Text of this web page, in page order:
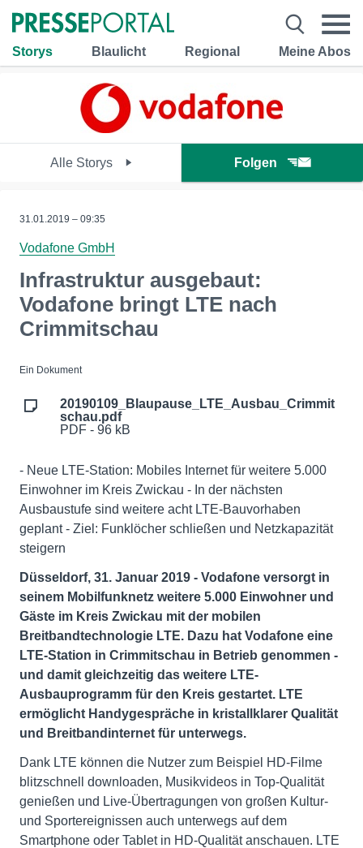
Storys Blaulicht Regional Meine Abos
Alle Storys Folgen
31.01.2019 – 09:35
Vodafone GmbH
Infrastruktur ausgebaut:
Vodafone bringt LTE nach
Crimmitschau
Ein Dokument
20190109_Blaupause_LTE_Ausbau_Crimmit
schau.pdf
PDF - 96 kB
- Neue LTE-Station: Mobiles Internet für weitere 5.000
Einwohner im Kreis Zwickau - In der nächsten
Ausbaustufe sind weitere acht LTE-Bauvorhaben
geplant - Ziel: Funklöcher schließen und Netzkapazität
steigern
Düsseldorf, 31. Januar 2019 - Vodafone versorgt in
seinem Mobilfunknetz weitere 5.000 Einwohner und
Gäste im Kreis Zwickau mit der mobilen
Breitbandtechnologie LTE. Dazu hat Vodafone eine
LTE-Station in Crimmitschau in Betrieb genommen -
und damit gleichzeitig das weitere LTE-
Ausbauprogramm für den Kreis gestartet. LTE
ermöglicht Handygespräche in kristallklarer Qualität
und Breitbandinternet für unterwegs.
Dank LTE können die Nutzer zum Beispiel HD-Filme
blitzschnell downloaden, Musikvideos in Top-Qualität
genießen und Live-Übertragungen von großen Kultur-
und Sportereignissen auch unterwegs auf dem
Smartphone oder Tablet in HD-Qualität anschauen. LTE